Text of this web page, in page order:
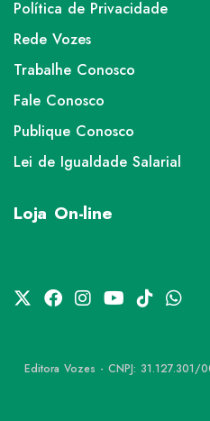
Política de Privacidade
Rede Vozes
Trabalhe Conosco
Fale Conosco
Publique Conosco
Lei de Igualdade Salarial
Loja On-line
Editora Vozes - CNPJ: